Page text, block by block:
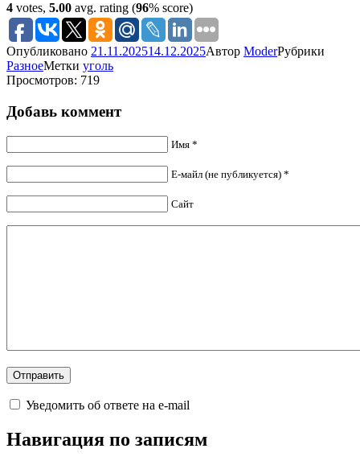
4 votes, 5.00 avg. rating (96% score)
Опубликовано 21.11.202514.12.2025Автор ModerРубрики
РазноеМетки уголь
Просмотров: 719
Добавь коммент
Имя *
Е-майл (не публикуется) *
Сайт
Уведомить об ответе на e-mail
Навигация по записям